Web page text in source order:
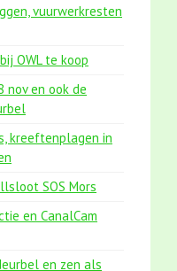
vuurwerkresten
OWL te koop
nov en ook de
kreeftenplagen in
SOS Mors
en CanalCam
en zen als